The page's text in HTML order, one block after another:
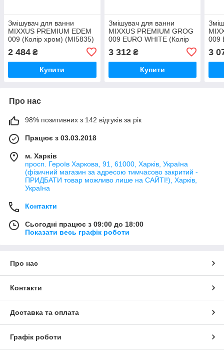
Змішувач для ванни
MIXXUS PREMIUM EDEM
009 (Колір хром) (MI5835)
2 484 ₴
Купити
Змішувач для ванни
MIXXUS PREMIUM GROG
009 EURO WHITE (Колір
3 312₴
Купити
009
3
Про нас
98% позитивних з 142 відгуків за рік
Працює з 03.03.2018
м. Харків
просп. Героїв Харкова, 91, 61000, Харків, Україна
(фізичний магазин за адресою тимчасово закритий -
ПРИДБАТИ товар можливо лише на САЙТІ!), Харків,
Україна
Контакти
Сьогодні працює з 09:00 до 18:00
Показати весь графік роботи
Про нас
Контакти
Доставка та оплата
Графік роботи